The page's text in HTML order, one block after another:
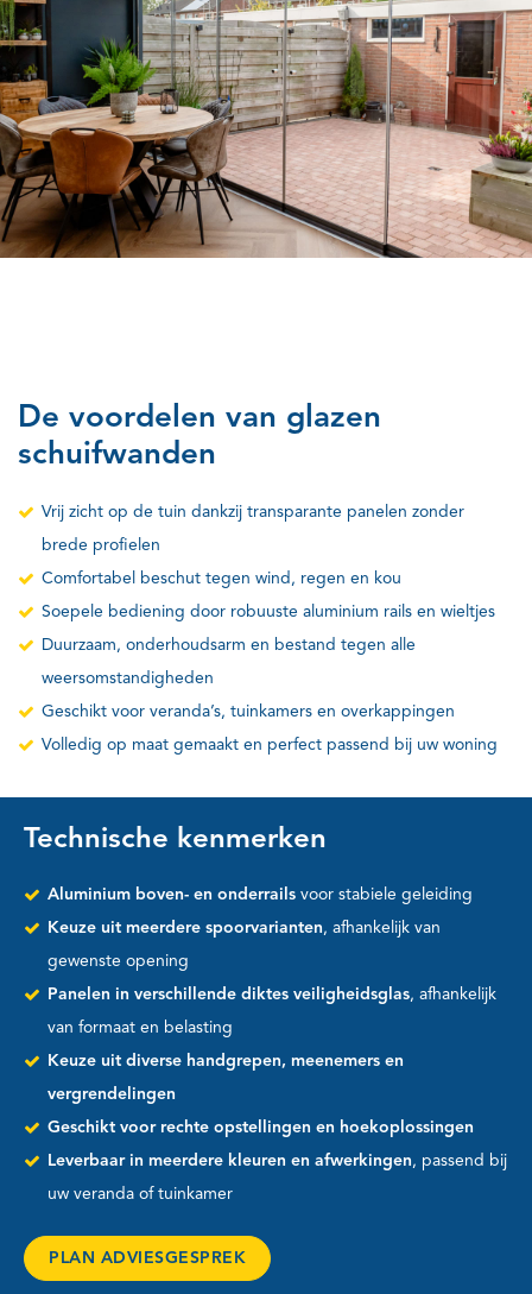
De voordelen van glazen
schuifwanden
Vrij zicht op de tuin dankzij transparante panelen zonder
brede profielen
Comfortabel beschut tegen wind, regen en kou
Soepele bediening door robuuste aluminium rails en wieltjes
Duurzaam, onderhoudsarm en bestand tegen alle
weersomstandigheden
Geschikt voor veranda’s, tuinkamers en overkappingen
Volledig op maat gemaakt en perfect passend bij uw woning
Technische kenmerken
Aluminium boven- en onderrails voor stabiele geleiding
Keuze uit meerdere spoorvarianten, afhankelijk van
gewenste opening
Panelen in verschillende diktes veiligheidsglas, afhankelijk
van formaat en belasting
Keuze uit diverse handgrepen, meenemers en
vergrendelingen
Geschikt voor rechte opstellingen en hoekoplossingen
Leverbaar in meerdere kleuren en afwerkingen, passend bij
uw veranda of tuinkamer
PLAN ADVIESGESPREK